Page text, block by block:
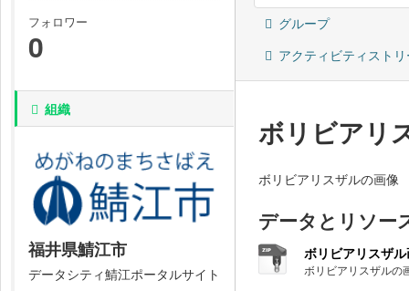
フォロワー
0
組織
福井県鯖江市
データシティ鯖江ポータルサイト
グループ
アクティビティスト
ボリビアリ
ボリビアリスザルの画像
データとリソー
ボリビアリスザ
ボリビアリスザルの